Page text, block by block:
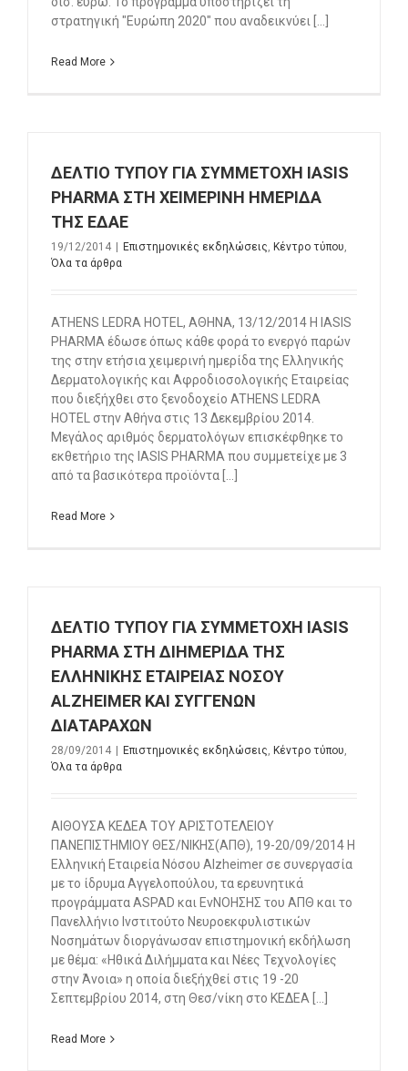
στρατηγική "Ευρώπη 2020" που αναδεικνύει [...]
Read More
ΔΕΛΤΙΟ ΤΥΠΟΥ ΓΙΑ ΣΥΜΜΕΤΟΧΗ IASIS
PHARMA ΣΤΗ XEIMEΡΙΝΗ ΗΜΕΡΙΔΑ
ΤΗΣ ΕΔΑΕ
19/12/2014 Επιστημονικές εκδηλώσεις, Κέντρο τύπου,
Όλα τα άρθρα
ATHENS LEDRA HOTEL, AΘΗΝΑ, 13/12/2014 Η ΙΑSIS
PHARMA έδωσε όπως κάθε φορά το ενεργό παρών
της στην ετήσια χειμερινή ημερίδα της Ελληνικής
Δερματολογικής και Αφροδιοσολογικής Εταιρείας
που διεξήχθει στο ξενοδοχείο ATHENS LEDRA
HOTEL στην Αθήνα στις 13 Δεκεμβρίου 2014.
Μεγάλος αριθμός δερματολόγων επισκέφθηκε το
εκθετήριο της ΙΑSIS PHARMA που συμμετείχε με 3
από τα βασικότερα προϊόντα [...]
Read More
ΔΕΛΤΙΟ ΤΥΠΟΥ ΓΙΑ ΣΥΜΜΕΤΟΧΗ IASIS
PHARMA ΣΤΗ ΔΙΗΜΕΡΙΔΑ ΤΗΣ
ΕΛΛΗΝΙΚΗΣ ΕΤΑΙΡΕΙΑΣ ΝΟΣΟΥ
ALZHEIMER ΚΑΙ ΣΥΓΓΕΝΩΝ
ΔΙΑΤΑΡΑΧΩΝ
28/09/2014 Επιστημονικές εκδηλώσεις, Κέντρο τύπου,
Όλα τα άρθρα
ΑΙΘΟΥΣΑ ΚΕΔΕΑ ΤΟΥ ΑΡΙΣΤΟΤΕΛΕΙΟΥ
ΠΑΝΕΠΙΣΤΗΜΙΟΥ ΘΕΣ/ΝΙΚΗΣ(ΑΠΘ), 19-20/09/2014 Η
Ελληνική Εταιρεία Νόσου Alzheimer σε συνεργασία
με το ίδρυμα Αγγελοπούλου, τα ερευνητικά
προγράμματα ΑSPAD και ΕνΝΟΗΣΗΣ του ΑΠΘ και το
Πανελλήνιο Ινστιτούτο Νευροεκφυλιστικών
Νοσημάτων διοργάνωσαν επιστημονική εκδήλωση
με θέμα: «Hθικά Διλήμματα και Νέες Τεχνολογίες
στην Άνοια» η οποία διεξήχθεί στις 19 -20
Σεπτεμβρίου 2014, στη Θεσ/νίκη στο ΚΕΔΕΑ [...]
Read More